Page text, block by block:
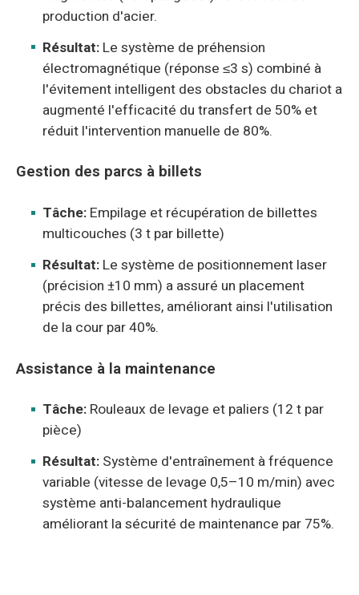
production d'acier.
Résultat: Le système de préhension
électromagnétique (réponse ≤3 s) combiné à
l'évitement intelligent des obstacles du chariot a
augmenté l'efficacité du transfert de 50% et
réduit l'intervention manuelle de 80%.
Gestion des parcs à billets
Tâche: Empilage et récupération de billettes
multicouches (3 t par billette)
Résultat: Le système de positionnement laser
(précision ±10 mm) a assuré un placement
précis des billettes, améliorant ainsi l'utilisation
de la cour par 40%.
Assistance à la maintenance
Tâche: Rouleaux de levage et paliers (12 t par
pièce)
Résultat: Système d'entraînement à fréquence
variable (vitesse de levage 0,5–10 m/min) avec
système anti-balancement hydraulique
améliorant la sécurité de maintenance par 75%.